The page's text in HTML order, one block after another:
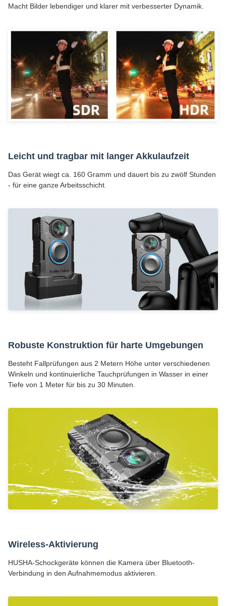
Macht Bilder lebendiger und klarer mit verbesserter Dynamik.
Leicht und tragbar mit langer Akkulaufzeit
Das Gerät wiegt ca. 160 Gramm und dauert bis zu zwölf Stunden
- für eine ganze Arbeitsschicht.
Robuste Konstruktion für harte Umgebungen
Besteht Fallprüfungen aus 2 Metern Höhe unter verschiedenen
Winkeln und kontinuierliche Tauchprüfungen in Wasser in einer
Tiefe von 1 Meter für bis zu 30 Minuten.
Wireless-Aktivierung
HUSHA-Schockgeräte können die Kamera über Bluetooth-
Verbindung in den Aufnahmemodus aktivieren.